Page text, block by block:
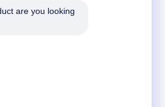
​​করুন
are you looking